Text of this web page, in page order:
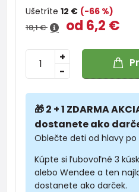
Ušetríte 12 € (-66 %)
18,1 € od 6,2 €
-
+
🎁 2 + 1 ZDARMA
dostanete ako
Oblečte deti od hlavy po
Kúpte si ľubovoľné 3
alebo Wendee a ten
dostanete ako darček.